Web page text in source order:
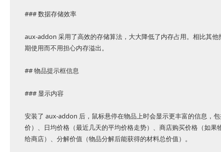
### 数据存储效率
aux-addon 采用了高效的存储算法，大大降低了内存占用。相比其
期使用而不用担心内存溢出。
## 物品提示框信息
### 显示内容
安装了 aux-addon 后，鼠标悬停在物品上时会显示更丰富的信息，
价）、日均价格（最近几天的平均价格走势）、商店购买价格（如
给商店）、分解价值（物品分解后能获得的材料总价值）。